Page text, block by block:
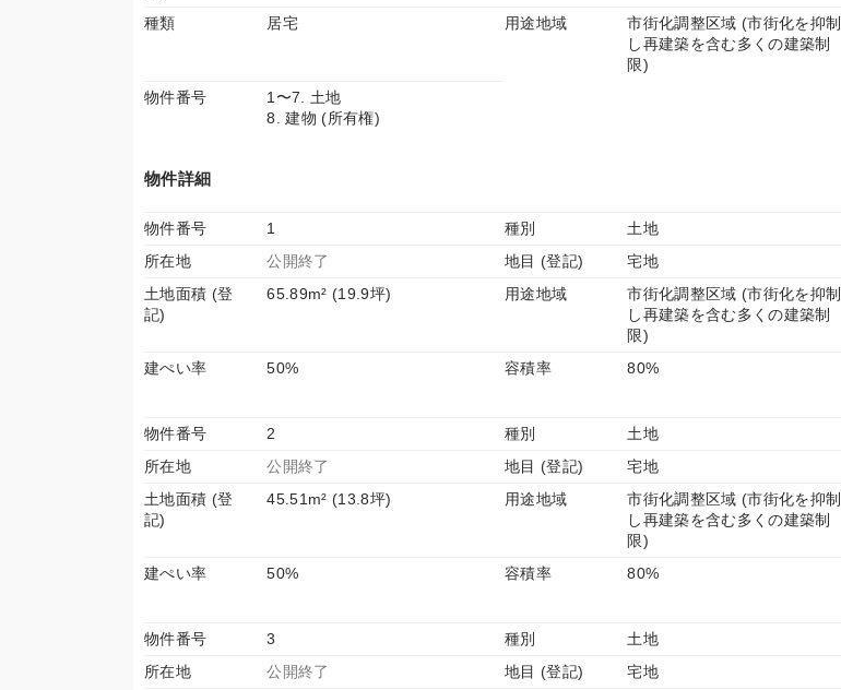
種類 居宅 用途地域
市街化調整区域 (市街化を抑制
し再建築を含む多くの建築制
限)
物件番号
1〜7. 土地
8. 建物 (所有権)
物件詳細
物件番号 1 種別
土地
所在地
公開終了 地目 (登記)
宅地
土地面積 (登
記)
65.89m² (19.9坪) 用途地域
市街化調整区域 (市街化を抑制
し再建築を含む多くの建築制
限)
建ぺい率
50% 容積率 80%
物件番号 2 種別
土地
所在地
公開終了 地目 (登記)
宅地
土地面積 (登
記)
45.51m² (13.8坪) 用途地域
市街化調整区域 (市街化を抑制
し再建築を含む多くの建築制
限)
建ぺい率
50% 容積率 80%
物件番号 3 種別
土地
所在地
公開終了 地目 (登記)
宅地